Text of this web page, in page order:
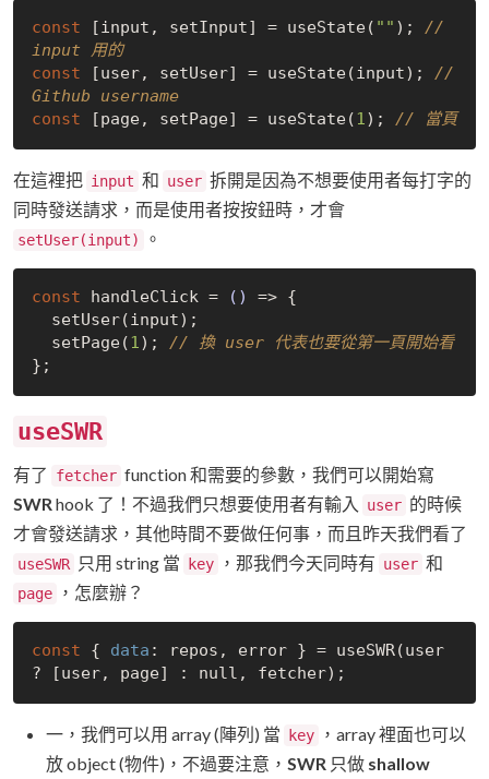
const [input, setInput] = useState( "" ); //
input 用的
const [user, setUser] = useState(input); //
Github username
const [page, setPage] = useState(1); // 當頁
在這裡把 input 和 user 拆開是因為不想要使用者每打字的
同時發送請求，而是使用者按按鈕時，才會
setUser(input) 。
const handleClick = () => {
  setPage(
1); // 換 user 代表也要從第一頁開始看
useSWR
有了 fetcher function 和需要的參數，我們可以開始寫
SWR hook 了！不過我們只想要使用者有輸入 user 的時候
才會發送請求，其他時間不要做任何事，而且昨天我們看了
useSWR 只用 string 當 key ，那我們今天同時有 user 和
page ，怎麼辦？
const { data : repos, error } = useSWR(user
? [user, page] : null
一，我們可以用 array (陣列) 當 key
，array 裡面也可以
放 object (物件)，不過要注意， SWR 只做 shallow